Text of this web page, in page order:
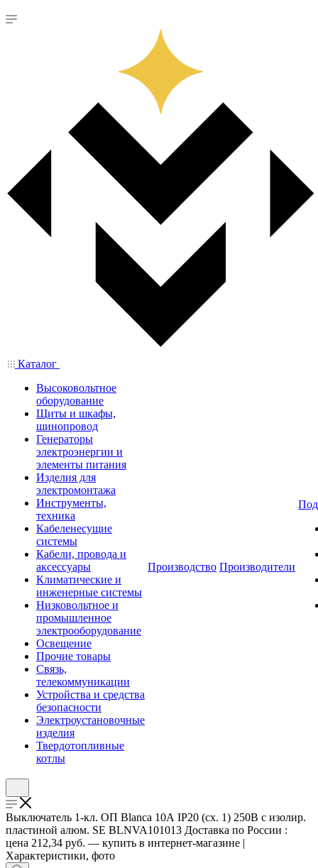
Каталог
Высоковольтное
оборудование
Щиты и шкафы,
шинопровод
Генераторы
электроэнергии и
элементы питания
Изделия для
электромонтажа
Инструменты,
техника
Кабеленесущие
системы
Кабели, провода и
аксессуары
Климатические и
инженерные системы
Низковольтное и
промышленное
электрооборудование
Освещение
Прочие товары
Связь,
телекоммуникации
Устройства и средства
безопасности
Электроустановочные
изделия
Твердотопливные
котлы
Производство Производители
Выключатель 1-кл. ОП Blanca 10А IP20 (сх. 1) 250В с изолир.
пластиной алюм. SE BLNVA101013 Доставка по России :
цена 212,34 руб. — купить в интернет-магазине |
Характеристики, фото